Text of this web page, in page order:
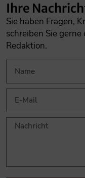
Ihre
Sie haben Fragen,
schreiben Sie
Redaktion.